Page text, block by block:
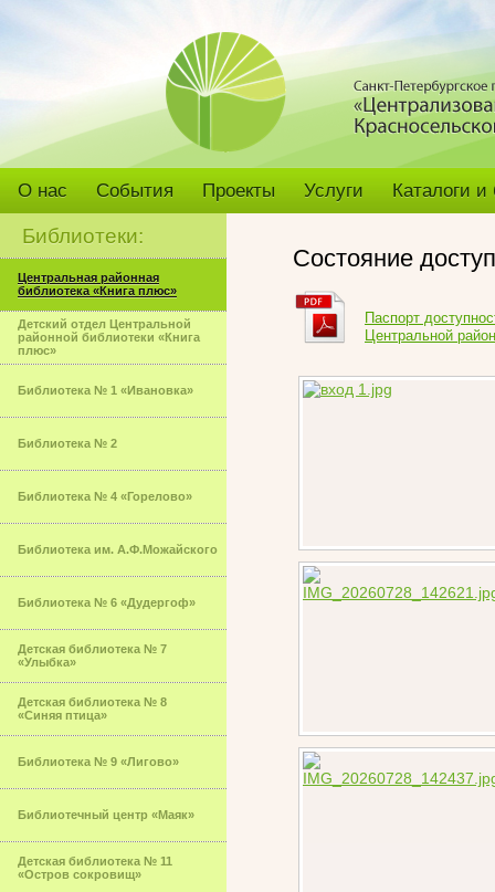
О нас События Проекты Услуги Каталоги
Библиотеки:
Центральная районная
библиотека «Книга плюс»
Детский отдел Центральной
районной библиотеки «Книга
плюс»
Библиотека № 1 «Ивановка»
Библиотека № 2
Библиотека № 4 «Горелово»
Библиотека им. А.Ф.Можайского
Библиотека № 6 «Дудергоф»
Детская библиотека № 7
«Улыбка»
Детская библиотека № 8
«Синяя птица»
Библиотека № 9 «Лигово»
Библиотечный центр «Маяк»
Детская библиотека № 11
«Остров сокровищ»
Состояние
Паспорт
Центральной